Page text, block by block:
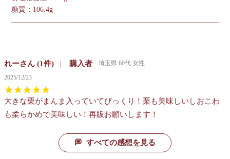
糖質：106.4g
れー 1 購入者 埼玉県 60代 女性
2025/12/23
大きな栗がまんま入っていてびっくり！栗も美味しいしおこわ